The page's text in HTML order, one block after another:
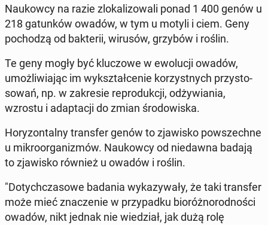
Na­ukow­cy na razie zlo­ka­li­zo­wa­li ponad 1 400 genów u
218 ga­tun­ków owadów, w tym u motyli i ciem. Geny
po­cho­dzą od bak­te­rii, wirusów, grzybów i roślin.
Te geny mogły być klu­czo­we w ewo­lu­cji owadów,
umoż­li­wia­jąc im wy­kształ­ce­nie ko­rzyst­nych przy­sto­
so­wań, np. w za­kre­sie re­pro­duk­cji, od­ży­wia­nia,
wzrostu i ad­ap­ta­cji do zmian śro­do­wi­ska.
Ho­ry­zon­tal­ny trans­fer genów to zja­wi­sko po­wszech­ne
u mi­kro­or­ga­ni­zmów. Na­ukow­cy od nie­daw­na badają
to zja­wi­sko również u owadów i roślin.
"Do­tych­cza­so­we badania wy­ka­zy­wa­ły, że taki trans­fer
może mieć zna­cze­nie w przy­pad­ku bio­róż­no­rod­no­ści
owadów, nikt jednak nie wie­dział, jak dużą rolę